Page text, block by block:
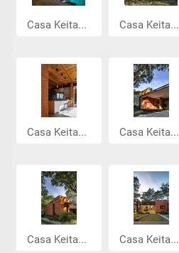
Casa Keita... Casa Keita...
Casa Keita... Casa Keita...
Casa Keita... Casa Keita...